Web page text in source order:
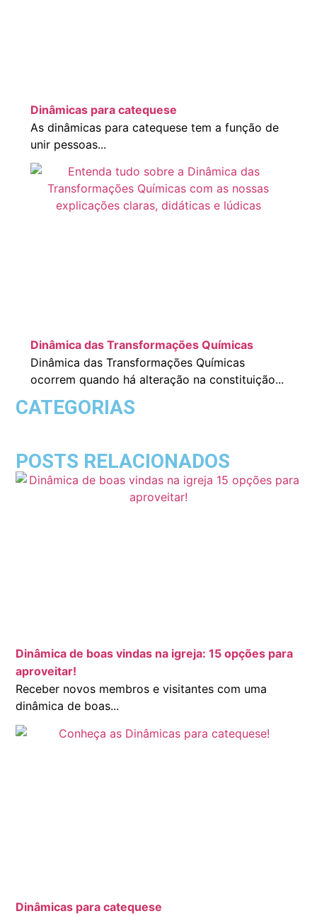
Dinâmicas para catequese
As dinâmicas para catequese tem a função de
unir pessoas...
Dinâmica das Transformações Químicas
Dinâmica das Transformações Químicas
ocorrem quando há alteração na constituição...
CATEGORIAS
POSTS RELACIONADOS
Dinâmica de boas vindas na igreja: 15 opções para
aproveitar!
Receber novos membros e visitantes com uma
dinâmica de boas...
Dinâmicas para catequese